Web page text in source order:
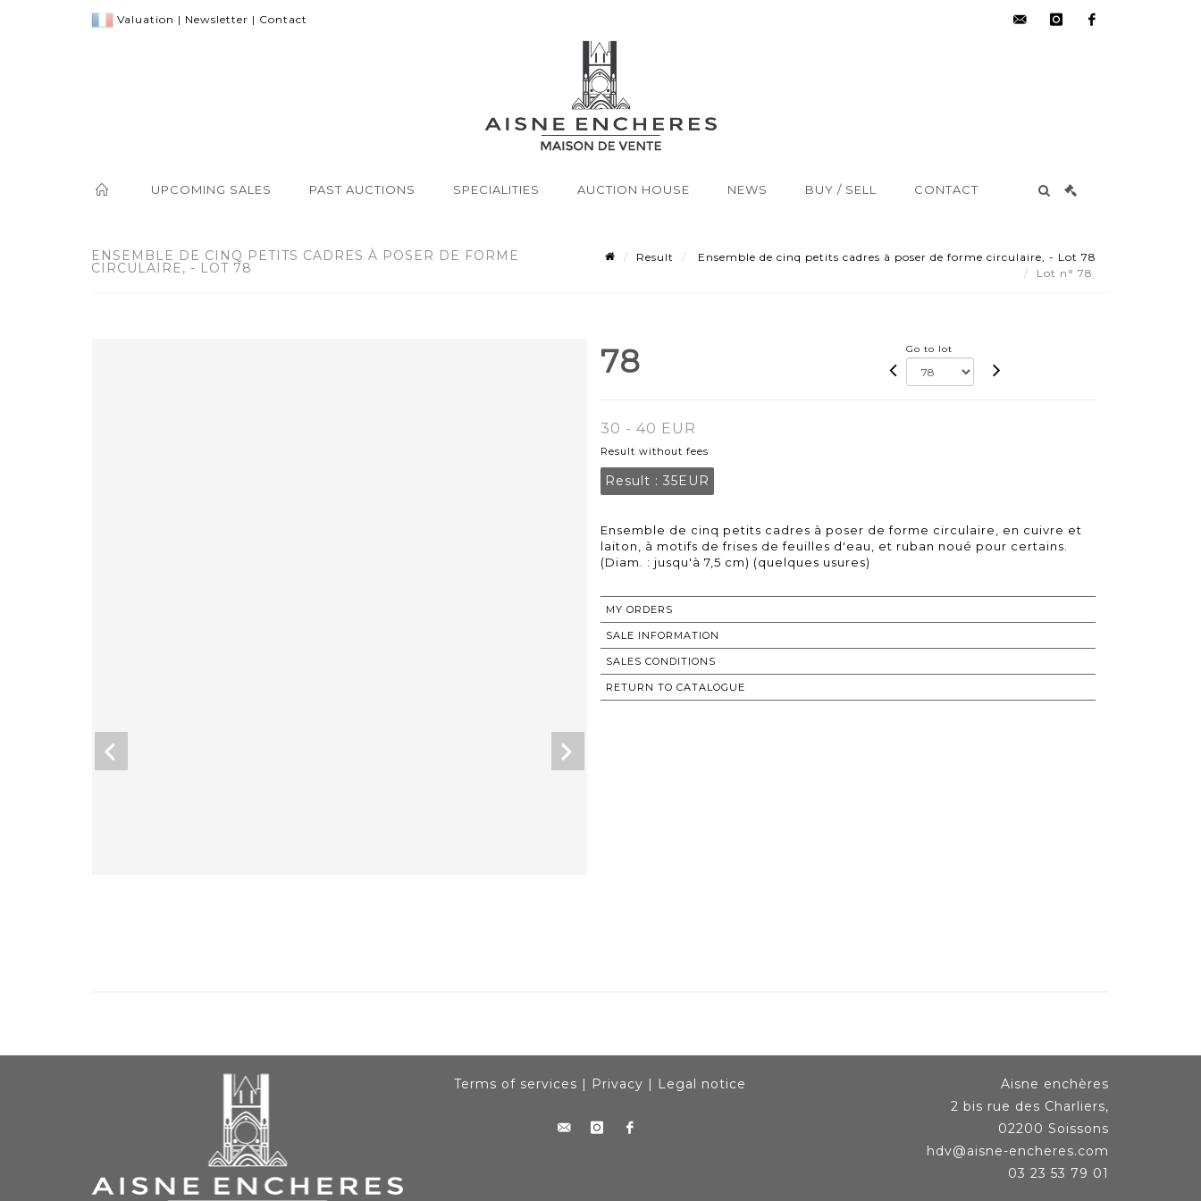
Valuation | Newsletter | Contact
UPCOMING SALES PAST AUCTIONS SPECIALITIES AUCTION HOUSE NEWS BUY / SELL CONTACT
ENSEMBLE DE CINQ PETITS CADRES À POSER DE FORME
CIRCULAIRE, - LOT 78
Result
Ensemble de cinq petits cadres à poser de forme circulaire, - Lot 78
Lot n° 78
78 Go to lot
30 - 40 EUR
Result without fees
Result : 35EUR
Ensemble de cinq petits cadres à poser de forme circulaire, en cuivre et
laiton, à motifs de frises de feuilles d'eau, et ruban noué pour certains.
(Diam. : jusqu'à 7,5 cm) (quelques usures)
MY ORDERS
SALE INFORMATION
SALES CONDITIONS
RETURN TO CATALOGUE
Terms of services | Privacy | Legal notice
Aisne enchères
2 bis rue des Charliers,
02200 Soissons
hdv@aisne-encheres.com
03 23 53 79 01